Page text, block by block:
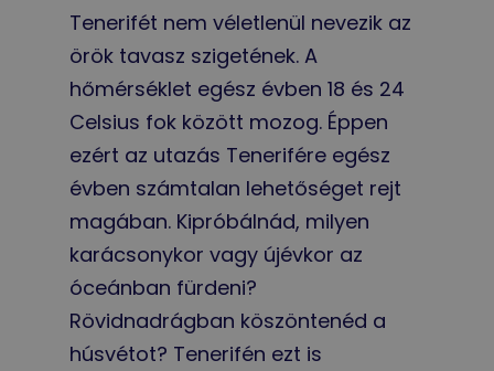
Tenerifét nem véletlenül nevezik az
örök tavasz szigetének. A
hőmérséklet egész évben 18 és 24
Celsius fok között mozog. Éppen
ezért az utazás Tenerifére egész
évben számtalan lehetőséget rejt
magában. Kipróbálnád, milyen
karácsonykor vagy újévkor az
óceánban fürdeni?
Rövidnadrágban köszöntenéd a
húsvétot? Tenerifén ezt is